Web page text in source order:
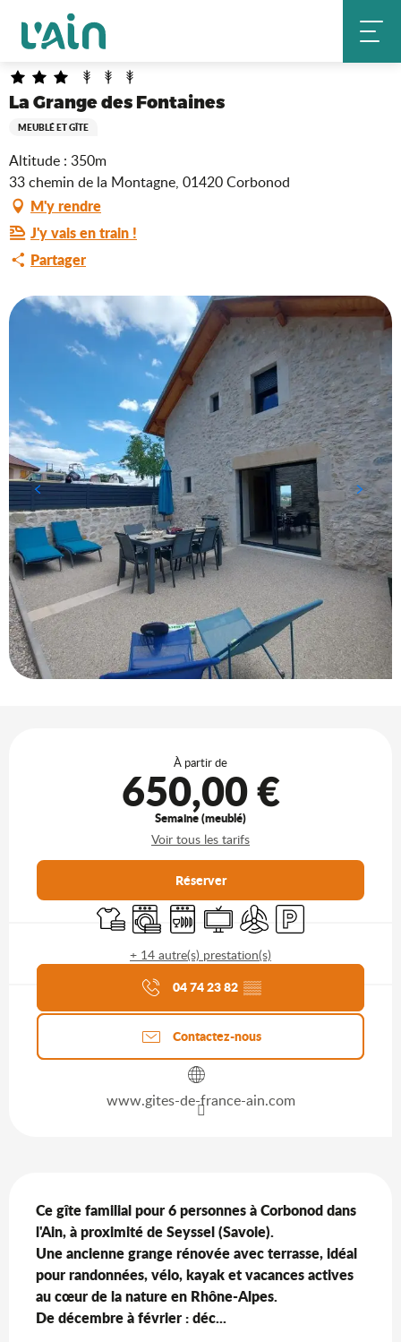
contenu
principal
Accueil La Grange des Fontaines
La Grange des Fontaines
MEUBLÉ ET GÎTE
Altitude : 350m
33 chemin de la Montagne, 01420 Corbonod
M'y rendre
J'y vais en train !
Partager
À partir de
650,00 €
Semaine (meublé)
Voir tous les tarifs
Réserver
Draps et linge
Lave lingeLave vaisselle
TélévisionAir conditionné
Parking
+ 14 autre(s) prestation(s)
Agenda du moment
04 74 23 82 ▒▒
Contactez-nous
www.gites-de-france-ain.com
Ce gîte familial pour 6 personnes à Corbonod dans
l'Ain, à proximité de Seyssel (Savoie).
Une ancienne grange rénovée avec terrasse, idéal
pour randonnées, vélo, kayak et vacances actives
au cœur de la nature en Rhône-Alpes.
De décembre à février : déc...